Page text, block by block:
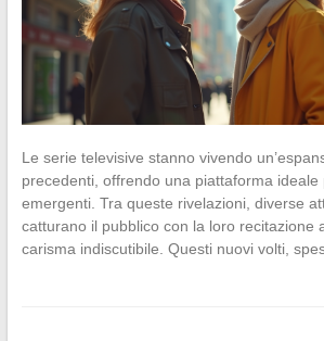
Le serie televisive stanno vivendo
precedenti, offrendo una piattaforma
emergenti. Tra queste rivelazioni, diverse
catturano il pubblico con la loro recitazione
carisma indiscutibile. Questi nuovi volti,